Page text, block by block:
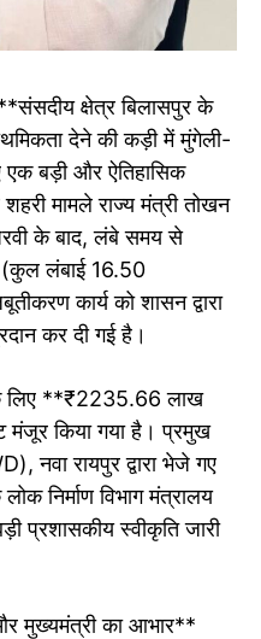
क्षेत्र बिलासपुर के
देने की कड़ी में मुंगेली-
एक बड़ी और ऐतिहासिक
मामले राज्य मंत्री तोखन
के बाद, लंबे समय से
(कुल लंबाई 16.50
कार्य को शासन द्वारा
कर दी गई है।
के लिए **₹2235.66 लाख
किया गया है। प्रमुख
नवा रायपुर द्वारा भेजे गए
निर्माण विभाग मंत्रालय
प्रशासकीय स्वीकृति जारी
मुख्यमंत्री का आभार**